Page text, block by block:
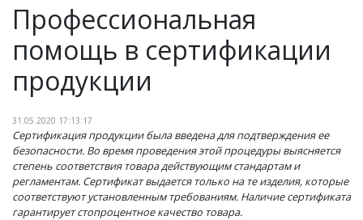
Профессиональная
помощь в сертификации
продукции
31.05.2020 17:13:17
Сертификация продукции была введена для подтверждения ее
безопасности. Во время проведения этой процедуры выясняется
степень соответствия товара действующим стандартам и
регламентам. Сертификат выдается только на те изделия, которые
соответствуют установленным требованиям. Наличие сертификата
гарантирует стопроцентное качество товара.